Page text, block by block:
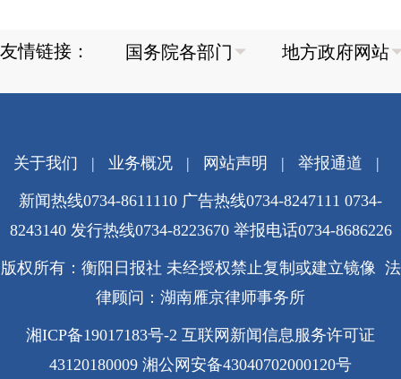
友情链接：
关于我们 | 业务概况| 网站声明 | 举报通道 |
新闻热线0734-8611110 广告热线0734-8247111 0734-
8243140 发行热线0734-8223670 举报电话0734-8686226
版权所有：衡阳日报社 未经授权禁止复制或建立镜像 法
律顾问：湖南雁京律师事务所
湘ICP备19017183号-2 互联网新闻信息服务许可证
43120180009 湘公网安备43040702000120号